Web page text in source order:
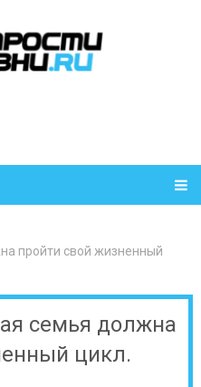
пройти свой жизненный
семья должна
цикл.